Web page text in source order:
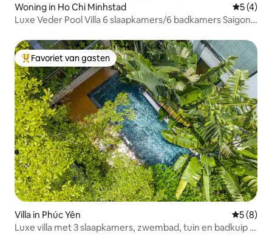
Woning in Ho Chi Minhstad
5 (4)
Luxe Veder Pool Villa 6 slaapkamers/6 badkamers Saigon
Topfavoriet van gasten
Favoriet van gasten
Villa in Phúc Yên
5 (8)
Luxe villa met 3 slaapkamers, zwembad, tuin en badkuip in